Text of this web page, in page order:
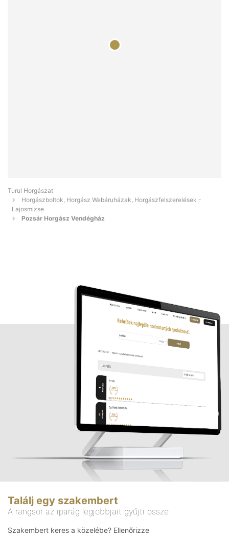
Turul Horgászat
Horgászboltok, Horgász Webáruházak, Horgászfelszerelések -
Lajosmizse
Pozsár Horgász Vendégház
Találj egy szakembert
A rangsor az iparág legjobbjait gyűjti össze
Szakembert keres a közelébe? Ellenőrizze